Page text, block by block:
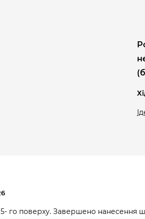
го поверху. Завершено нанесення